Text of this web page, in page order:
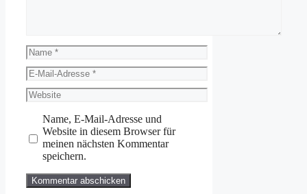
Name
E-
Mail-
Adresse
Website
Name, E-Mail-Adresse und
Website in diesem Browser für
meinen nächsten Kommentar
speichern.